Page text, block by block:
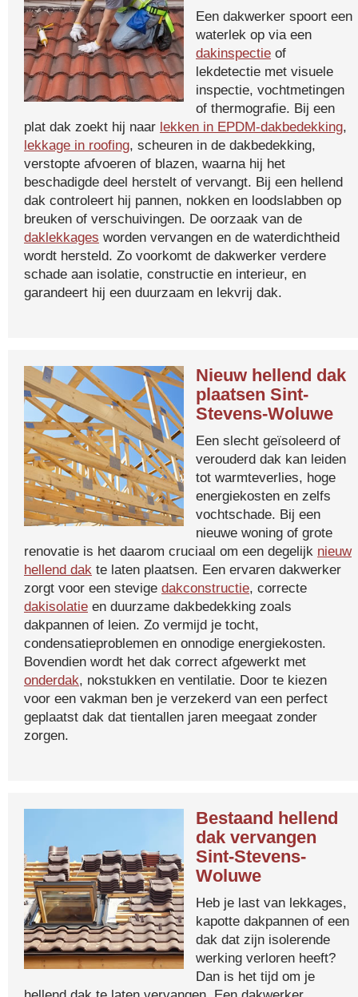
Een dakwerker spoort een
waterlek op via een
dakinspectie of
lekdetectie met visuele
inspectie, vochtmetingen
of thermografie. Bij een
plat dak zoekt hij naar lekken in EPDM-dakbedekking,
lekkage in roofing, scheuren in de dakbedekking,
verstopte afvoeren of blazen, waarna hij het
beschadigde deel herstelt of vervangt. Bij een hellend
dak controleert hij pannen, nokken en loodslabben op
breuken of verschuivingen. De oorzaak van de
daklekkages worden vervangen en de waterdichtheid
wordt hersteld. Zo voorkomt de dakwerker verdere
schade aan isolatie, constructie en interieur, en
garandeert hij een duurzaam en lekvrij dak.
Nieuw hellend dak
plaatsen Sint-
Stevens-Woluwe
Een slecht geïsoleerd of
verouderd dak kan leiden
tot warmteverlies, hoge
energiekosten en zelfs
vochtschade. Bij een
nieuwe woning of grote
renovatie is het daarom cruciaal om een degelijk nieuw
hellend dak te laten plaatsen. Een ervaren dakwerker
zorgt voor een stevige dakconstructie, correcte
dakisolatie en duurzame dakbedekking zoals
dakpannen of leien. Zo vermijd je tocht,
condensatieproblemen en onnodige energiekosten.
Bovendien wordt het dak correct afgewerkt met
onderdak, nokstukken en ventilatie. Door te kiezen
voor een vakman ben je verzekerd van een perfect
geplaatst dak dat tientallen jaren meegaat zonder
zorgen.
Bestaand hellend
dak vervangen
Sint-Stevens-
Woluwe
Heb je last van lekkages,
kapotte dakpannen of een
dak dat zijn isolerende
werking verloren heeft?
Dan is het tijd om je